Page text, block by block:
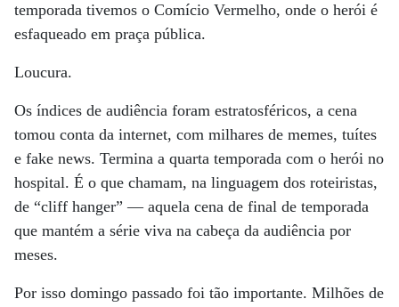
temporada tivemos o Comício Vermelho, onde o herói é
esfaqueado em praça pública.
Loucura.
Os índices de audiência foram estratosféricos, a cena
tomou conta da internet, com milhares de memes, tuítes
e fake news. Termina a quarta temporada com o herói no
hospital. É o que chamam, na linguagem dos roteiristas,
de “cliff hanger” — aquela cena de final de temporada
que mantém a série viva na cabeça da audiência por
meses.
Por isso domingo passado foi tão importante. Milhões de